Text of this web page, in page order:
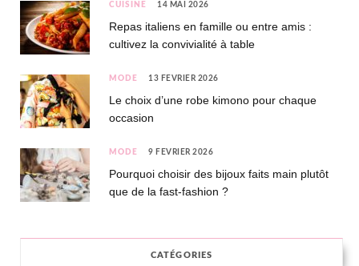
CUISINE 14 MAI 2026
Repas italiens en famille ou entre amis :
cultivez la convivialité à table
MODE 13 FÉVRIER 2026
Le choix d’une robe kimono pour chaque
occasion
MODE 9 FÉVRIER 2026
Pourquoi choisir des bijoux faits main plutôt
que de la fast-fashion ?
CATÉGORIES